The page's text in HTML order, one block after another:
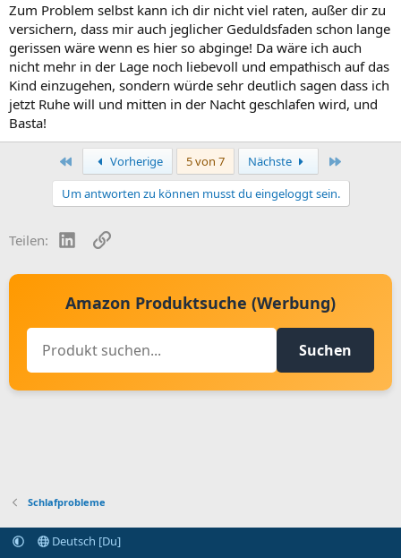
Zum Problem selbst kann ich dir nicht viel raten, außer dir zu
versichern, dass mir auch jeglicher Geduldsfaden schon lange
gerissen wäre wenn es hier so abginge! Da wäre ich auch
nicht mehr in der Lage noch liebevoll und empathisch auf das
Kind einzugehen, sondern würde sehr deutlich sagen dass ich
jetzt Ruhe will und mitten in der Nacht geschlafen wird, und
Basta!
Erste Vorherige 5 von 7 Nächste
Um antworten zu können musst du eingeloggt sein.
Teilen: LinkedInLink
Amazon Produktsuche (Werbung)
Suchen
Schlafprobleme
Deutsch [Du]